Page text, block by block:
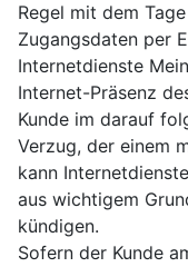
Regel mit dem
Zugangsdaten per
Internetdienste
Internet-Präsenz
Kunde im darauf
Verzug, der einem
kann
aus wichtigem
kündigen.
Sofern der Kunde